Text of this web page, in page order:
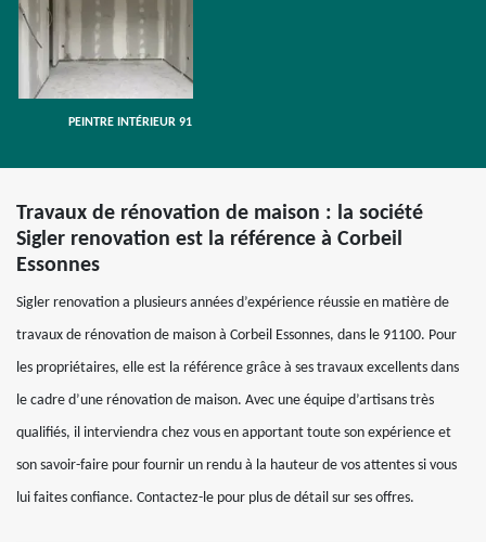
PEINTRE INTÉRIEUR 91
Travaux de rénovation de maison : la société
Sigler renovation est la référence à Corbeil
Essonnes
Sigler renovation a plusieurs années d’expérience réussie en matière de
travaux de rénovation de maison à Corbeil Essonnes, dans le 91100. Pour
les propriétaires, elle est la référence grâce à ses travaux excellents dans
le cadre d’une rénovation de maison. Avec une équipe d’artisans très
qualifiés, il interviendra chez vous en apportant toute son expérience et
son savoir-faire pour fournir un rendu à la hauteur de vos attentes si vous
lui faites confiance. Contactez-le pour plus de détail sur ses offres.